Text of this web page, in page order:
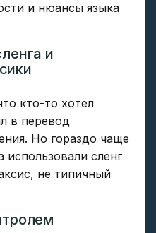
и нюансы языка
и
кто-то хотел
в перевод
Но гораздо чаще
использовали сленг
не типичный